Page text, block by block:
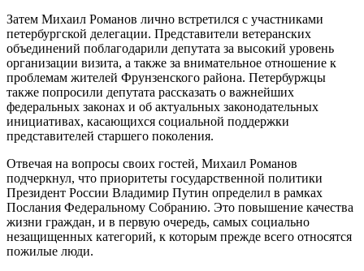
Затем Михаил Романов лично встретился с участниками
петербургской делегации. Представители ветеранских
объединений поблагодарили депутата за высокий уровень
организации визита, а также за внимательное отношение к
проблемам жителей Фрунзенского района. Петербуржцы
также попросили депутата рассказать о важнейших
федеральных законах и об актуальных законодательных
инициативах, касающихся социальной поддержки
представителей старшего поколения.
Отвечая на вопросы своих гостей, Михаил Романов
подчеркнул, что приоритеты государственной политики
Президент России Владимир Путин определил в рамках
Послания Федеральному Собранию. Это повышение качества
жизни граждан, и в первую очередь, самых социально
незащищенных категорий, к которым прежде всего относятся
пожилые люди.